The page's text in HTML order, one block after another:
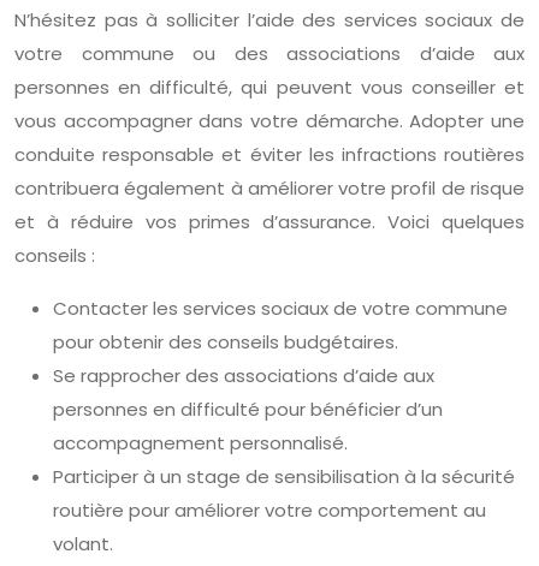
N’hésitez pas à solliciter l’aide des services sociaux de
votre commune ou des associations d’aide aux
personnes en difficulté, qui peuvent vous conseiller et
vous accompagner dans votre démarche. Adopter une
conduite responsable et éviter les infractions routières
contribuera également à améliorer votre profil de risque
et à réduire vos primes d’assurance. Voici quelques
conseils :
Contacter les services sociaux de votre commune
pour obtenir des conseils budgétaires.
Se rapprocher des associations d’aide aux
personnes en difficulté pour bénéficier d’un
accompagnement personnalisé.
Participer à un stage de sensibilisation à la sécurité
routière pour améliorer votre comportement au
volant.